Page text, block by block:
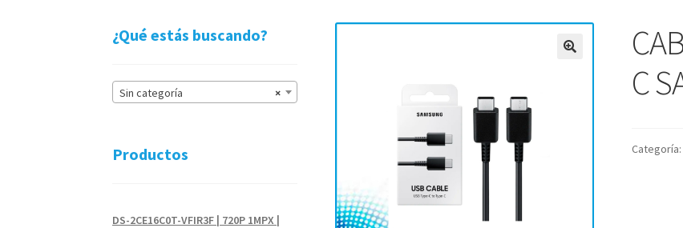
C
Categoría:
¿Qué estás buscando?
×
Sin categoría
Productos
DS-2CE16C0T-VFIR3F | 720P 1MPX |